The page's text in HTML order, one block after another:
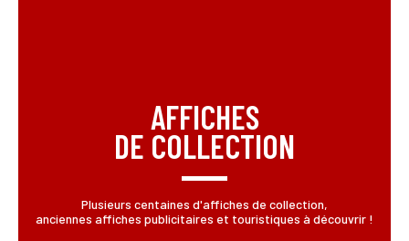
AFFICHES
DE COLLECTION
Plusieurs centaines d'affiches de collection,
anciennes affiches publicitaires et touristiques à découvrir !